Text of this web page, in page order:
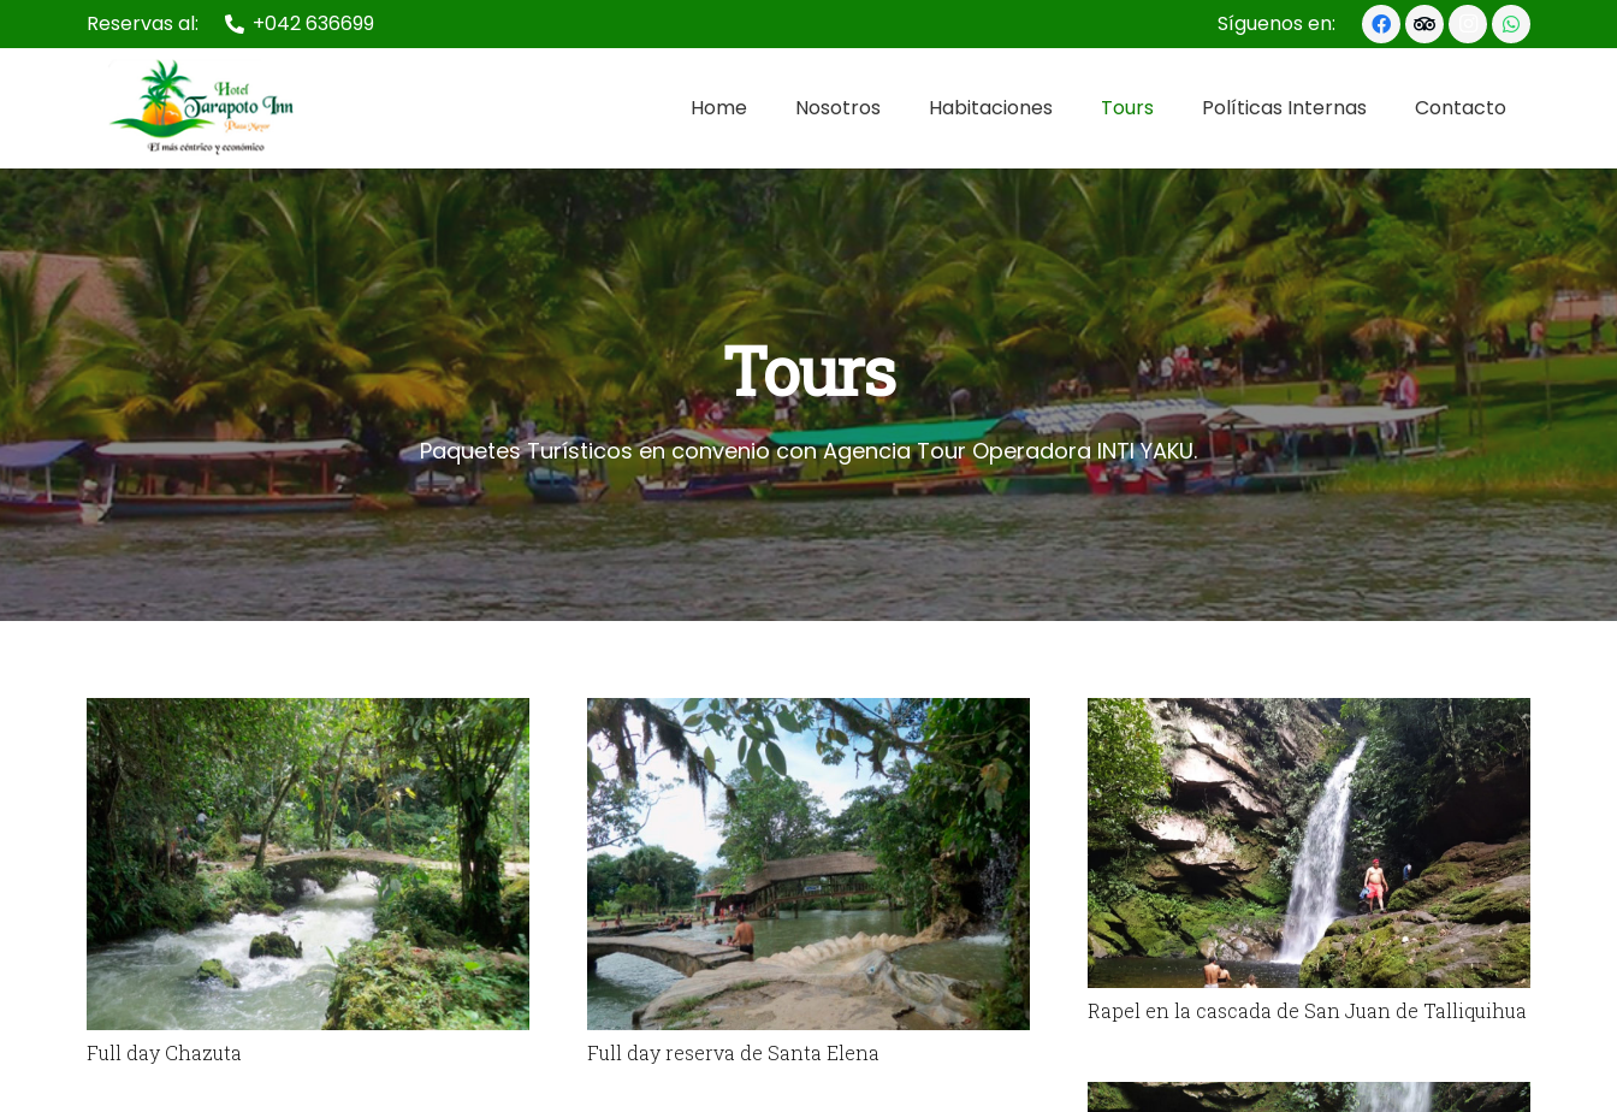
Reservas al: +042 636699 Síguenos en:
Home Nosotros Habitaciones Tours Políticas Internas Contacto
Tours
Paquetes Turísticos en convenio con Agencia Tour Operadora INTI YAKU.
Full day Chazuta Full day reserva de Santa Elena
Rapel en la cascada de San Juan de Talliquihua